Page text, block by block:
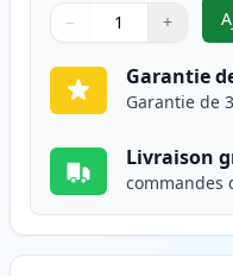
Quantité
Utilisez les boutons
− +
Quantité
Garantie
Garantie de
Livraison
commandes